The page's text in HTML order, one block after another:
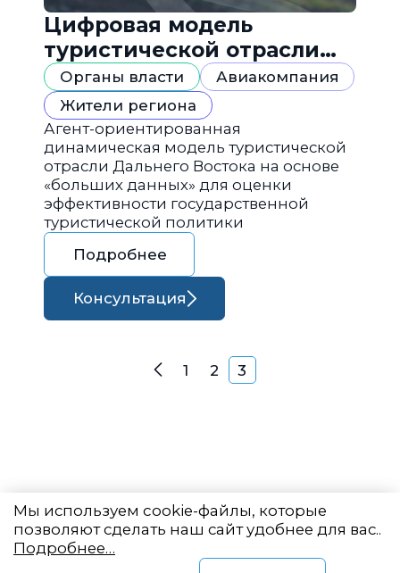
Цифровая модель
туристической отрасли
Дальнего Востока
Органы власти
Авиакомпания
Жители региона
Агент-ориентированная
динамическая модель туристической
отрасли Дальнего Востока на основе
«больших данных» для оценки
эффективности государственной
туристической политики
Подробнее
Консультация
Навигация по
Назад
1 2 3
Мы используем cookie-файлы, которые
позволяют сделать наш сайт удобнее для вас..
Подробнее…